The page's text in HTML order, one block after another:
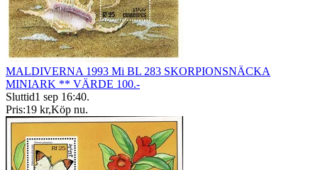
MALDIVERNA 1993 Mi BL 283 SKORPIONSNÄCKA
MINIARK ** VÄRDE 100.-
Sluttid1 sep 16:40.
Pris:19 kr,Köp nu.